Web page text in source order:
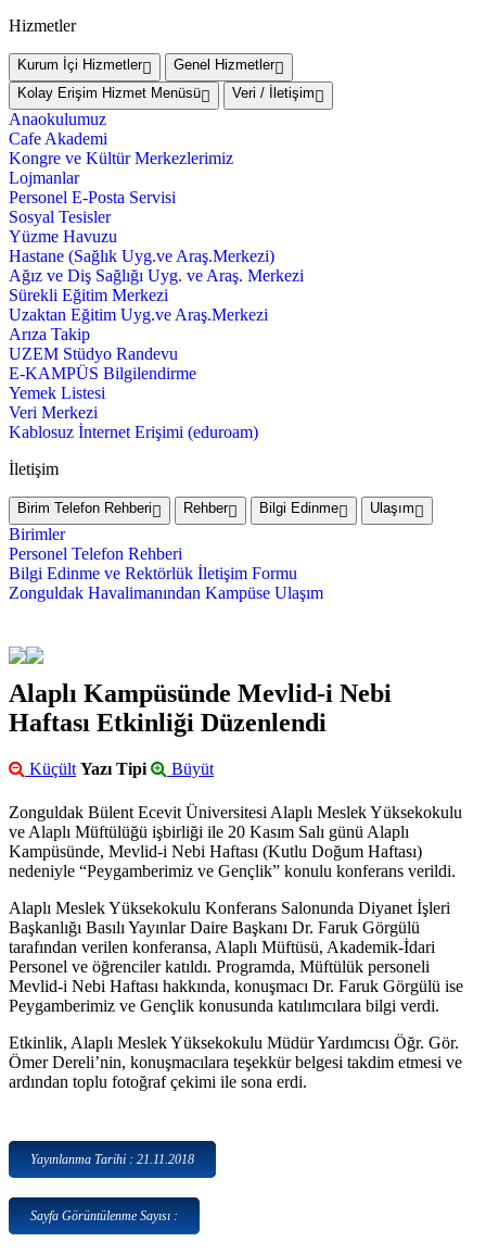
Hizmetler
Kurum İçi Hizmetler
Genel Hizmetler
Kolay Erişim Hizmet Menüsü
Veri / İletişim
Anaokulumuz
Cafe Akademi
Kongre ve Kültür Merkezlerimiz
Lojmanlar
Personel E-Posta Servisi
Sosyal Tesisler
Yüzme Havuzu
Hastane (Sağlık Uyg.ve Araş.Merkezi)
Ağız ve Diş Sağlığı Uyg. ve Araş. Merkezi
Sürekli Eğitim Merkezi
Uzaktan Eğitim Uyg.ve Araş.Merkezi
Arıza Takip
UZEM Stüdyo Randevu
E-KAMPÜS Bilgilendirme
Yemek Listesi
Veri Merkezi
Kablosuz İnternet Erişimi (eduroam)
İletişim
Birim Telefon Rehberi Rehber Bilgi Edinme Ulaşım
Birimler
Personel Telefon Rehberi
Bilgi Edinme ve Rektörlük İletişim Formu
Zonguldak Havalimanından Kampüse Ulaşım
Alaplı Kampüsünde Mevlid-i Nebi
Haftası Etkinliği Düzenlendi
Küçült Yazı Tipi Büyüt
Zonguldak Bülent Ecevit Üniversitesi Alaplı Meslek Yüksekokulu
ve Alaplı Müftülüğü işbirliği ile 20 Kasım Salı günü Alaplı
Kampüsünde, Mevlid-i Nebi Haftası (Kutlu Doğum Haftası)
nedeniyle “Peygamberimiz ve Gençlik” konulu konferans verildi.
Alaplı Meslek Yüksekokulu Konferans Salonunda Diyanet İşleri
Başkanlığı Basılı Yayınlar Daire Başkanı Dr. Faruk Görgülü
tarafından verilen konferansa, Alaplı Müftüsü, Akademik-İdari
Personel ve öğrenciler katıldı. Programda, Müftülük personeli
Mevlid-i Nebi Haftası hakkında, konuşmacı Dr. Faruk Görgülü ise
Peygamberimiz ve Gençlik konusunda katılımcılara bilgi verdi.
Etkinlik, Alaplı Meslek Yüksekokulu Müdür Yardımcısı Öğr. Gör.
Ömer Dereli’nin, konuşmacılara teşekkür belgesi takdim etmesi ve
ardından toplu fotoğraf çekimi ile sona erdi.
Yayınlanma Tarihi : 21.11.2018
Sayfa Görüntülenme Sayısı :